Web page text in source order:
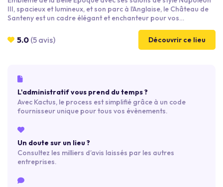
III, spacieux et lumineux, et son parc à l'Anglaise, le Château de
Santeny est un cadre élégant et enchanteur pour vos
est situé à 30 minutes de Paris et à 10 min du RER A de Boissy
Saint léger. Il vous est loué en toute exclusivité et peut accueillir
5.0 (5 avis) Découvrir ce lieu
L'administratif vous prend du temps ?
Avec Kactus, le process est simplifié grâce à un code
fournisseur unique pour tous vos évènements.
Un doute sur un lieu ?
Consultez les milliers d’avis laissés par les autres
entreprises.